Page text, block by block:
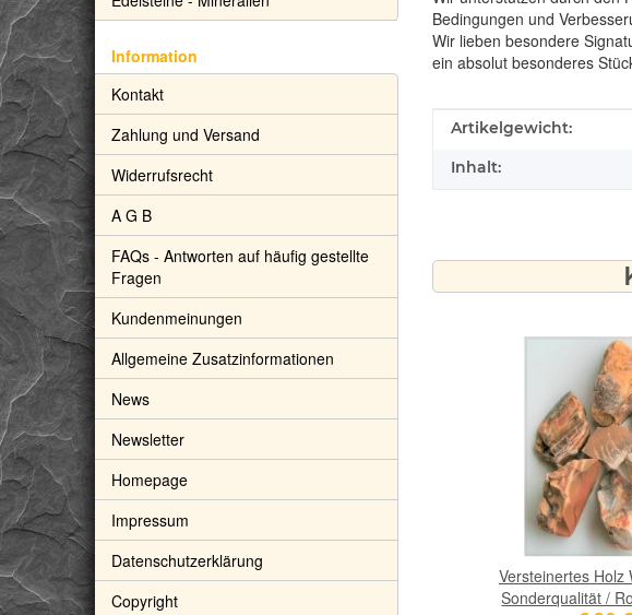
Bedingungen und
Wir lieben besondere
ein absolut besonderes
Produkteigenschaft
Wert
Artikelgewicht:
Inhalt:
grün Rohsteine - ca.
50 g
Ziegenlederband dunkelbraun
Versteinertes Holz
Sonderqualität /
Information
Kontakt
Zahlung und Versand
Widerrufsrecht
A G B
FAQs - Antworten auf häufig gestellte
Fragen
Kundenmeinungen
Allgemeine Zusatzinformationen
News
Newsletter
Homepage
Impressum
Datenschutzerklärung
Copyright